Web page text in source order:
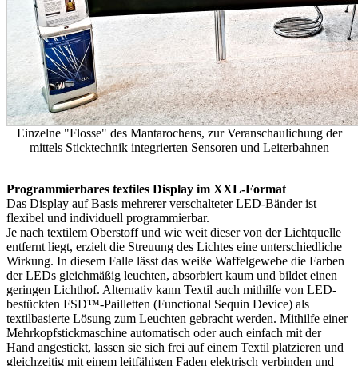
Einzelne "Flosse" des Mantarochens, zur Veranschaulichung der
mittels Sticktechnik integrierten Sensoren und Leiterbahnen
Programmierbares textiles Display im XXL-Format
Das Display auf Basis mehrerer verschalteter LED-Bänder ist
flexibel und individuell programmierbar.
Je nach textilem Oberstoff und wie weit dieser von der Lichtquelle
entfernt liegt, erzielt die Streuung des Lichtes eine unterschiedliche
Wirkung. In diesem Falle lässt das weiße Waffelgewebe die Farben
der LEDs gleichmäßig leuchten, absorbiert kaum und bildet einen
geringen Lichthof. Alternativ kann Textil auch mithilfe von LED-
bestückten FSD™-Pailletten (Functional Sequin Device) als
textilbasierte Lösung zum Leuchten gebracht werden. Mithilfe einer
Mehrkopfstickmaschine automatisch oder auch einfach mit der
Hand angestickt, lassen sie sich frei auf einem Textil platzieren und
gleichzeitig mit einem leitfähigen Faden elektrisch verbinden und